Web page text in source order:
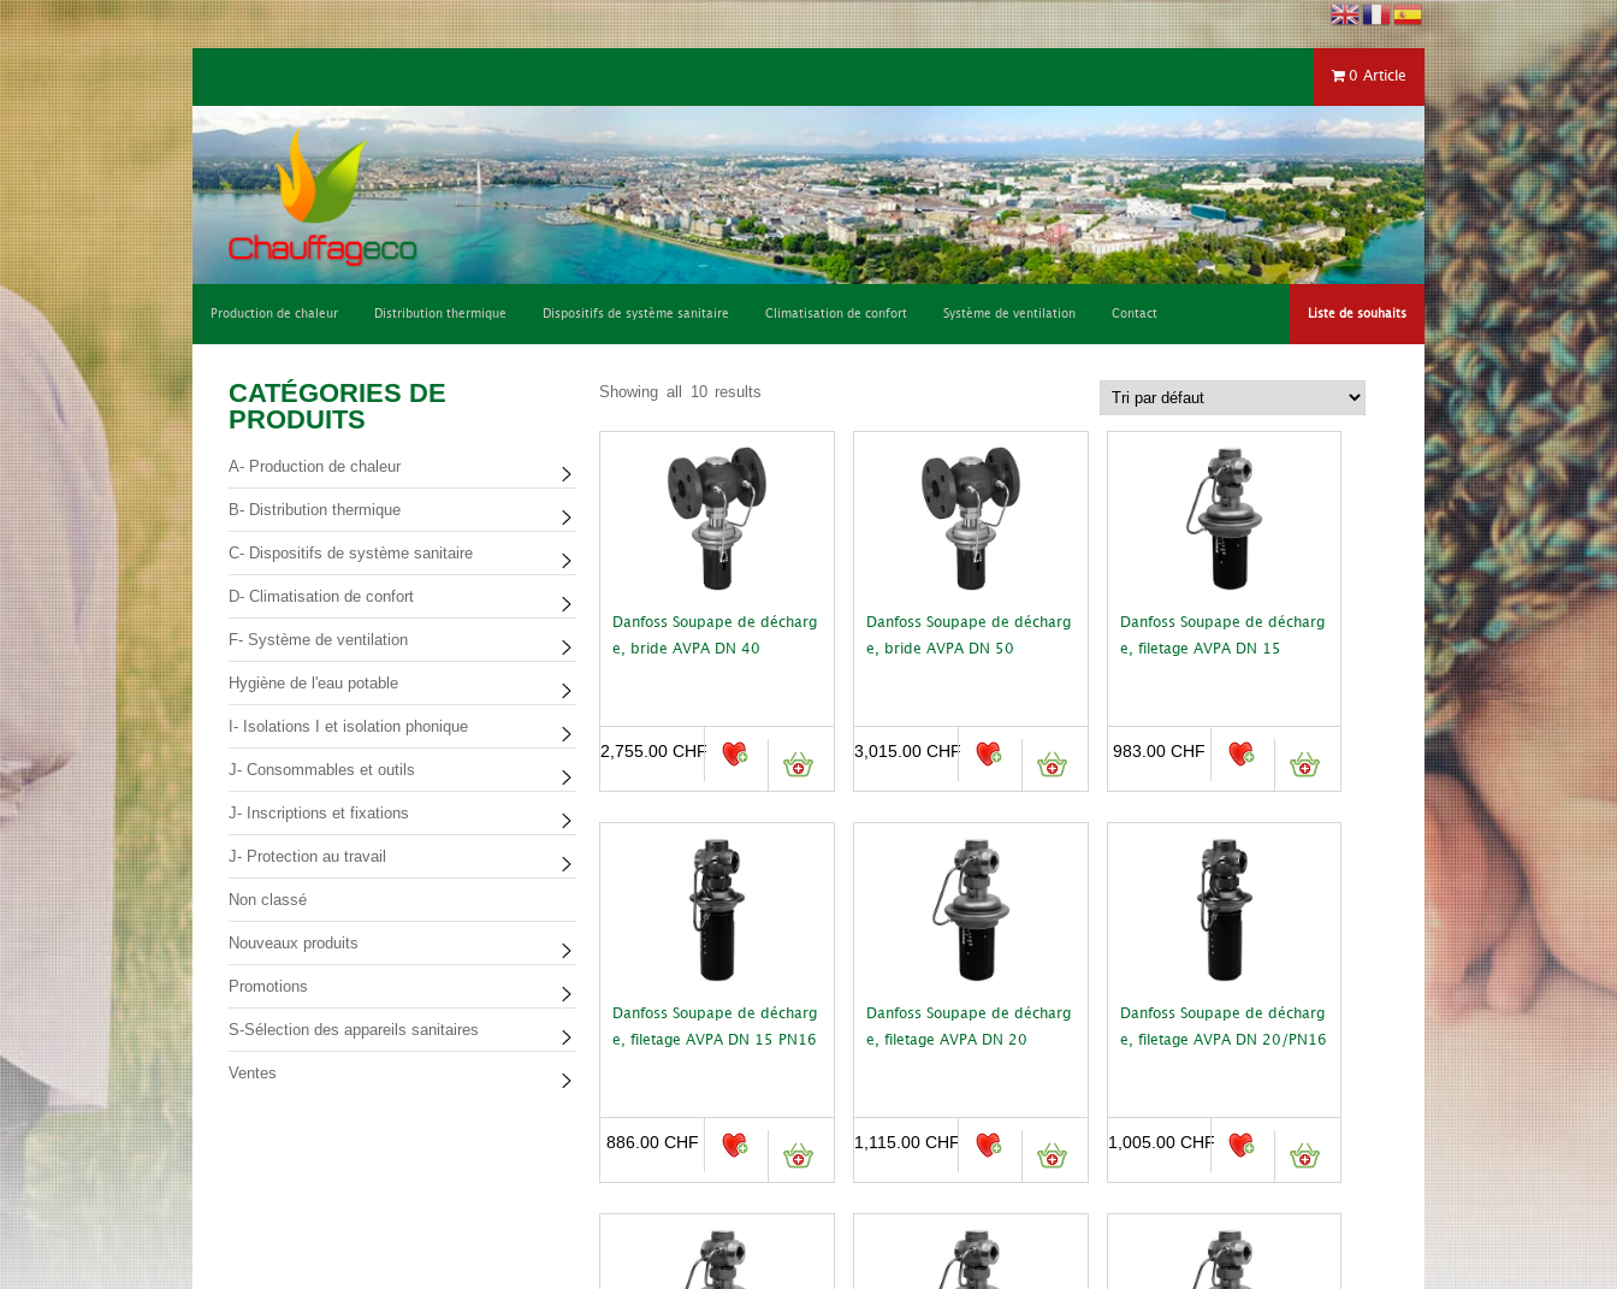
0 Article
Production de chaleur Distribution thermique Dispositifs de système sanitaire Climatisation de confort Système de ventilation Contact Liste de souhaits
CATÉGORIES DE
PRODUITS
A- Production de chaleur
B- Distribution thermique
C- Dispositifs de système sanitaire
D- Climatisation de confort
F- Système de ventilation
Hygiène de l'eau potable
I- Isolations I et isolation phonique
J- Consommables et outils
J- Inscriptions et fixations
J- Protection au travail
Non classé
Nouveaux produits
Promotions
S-Sélection des appareils sanitaires
Ventes
Showing all 10 results
Danfoss Soupape de décharg
e, bride AVPA DN 40
2,755.00CHF
Danfoss Soupape de décharg
e, bride AVPA DN 50
3,015.00CHF
Danfoss Soupape de décharg
e, filetage AVPA DN 15
983.00CHF
Danfoss Soupape de décharg
e, filetage AVPA DN 15 PN16
886.00 CHF
Danfoss Soupape de décharg
e, filetage AVPA DN 20
1,115.00CHF
Danfoss Soupape de décharg
e, filetage AVPA DN 20/PN16
1,005.00 CHF